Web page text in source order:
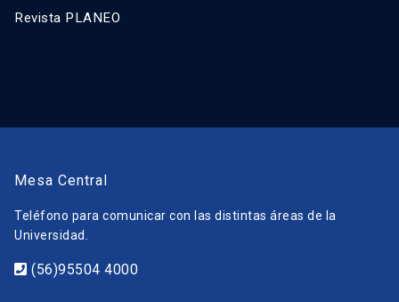
Revista PLANEO
Mesa Central
Teléfono para comunicar con las distintas áreas de la
Universidad.
(56)95504 4000